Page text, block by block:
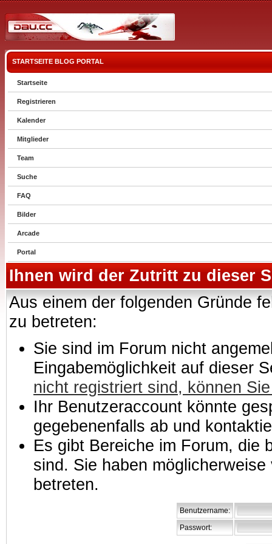
STARTSEITE BLOG PORTAL
Startseite
Registrieren
Kalender
Mitglieder
Team
Suche
FAQ
Bilder
Arcade
Portal
Ihnen wird der Zutritt zu dieser
Aus einem der folgenden Gründe
zu betreten:
Sie sind im Forum nicht
Eingabemöglichkeit auf dieser
nicht registriert sind, können
Ihr Benutzeraccount könnte
gegebenenfalls ab und
Es gibt Bereiche im Forum, die
sind. Sie haben
betreten.
Benutzername:
Passwort: